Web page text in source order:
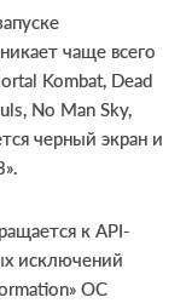
чаще всего
Kombat, Dead
No Man Sky,
черный экран и
к API-
исключений
ОС